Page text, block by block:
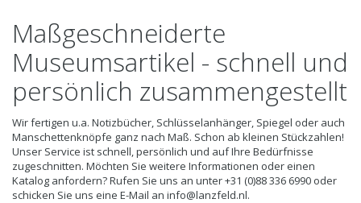
Maßgeschneiderte
Museumsartikel - schnell und
persönlich zusammengestellt
Wir fertigen u.a. Notizbücher, Schlüsselanhänger, Spiegel oder auch
Manschettenknöpfe ganz nach Maß. Schon ab kleinen Stückzahlen!
Unser Service ist schnell, persönlich und auf Ihre Bedürfnisse
zugeschnitten. Möchten Sie weitere Informationen oder einen
Katalog anfordern? Rufen Sie uns an unter +31 (0)88 336 6990 oder
schicken Sie uns eine E-Mail an info@lanzfeld.nl.